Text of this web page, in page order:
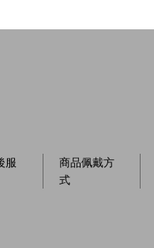
服
商品佩戴方
式